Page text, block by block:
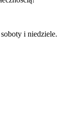
i niedziele.